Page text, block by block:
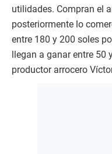
utilidades. Compran el
posteriormente lo
entre 180 y 200 soles
llegan a ganar entre 50
productor arrocero